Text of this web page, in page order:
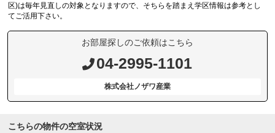
区)は毎年見直しの対象となりますので、そちらを踏まえ学区情報は参考とし
てご活用下さい。
お部屋探しのご依頼はこちら
04-2995-1101
株式会社ノザワ産業
こちらの物件の空室状況